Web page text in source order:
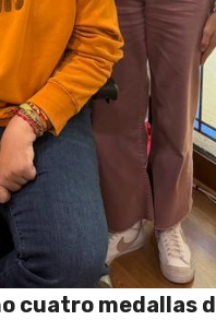
cuatro medallas